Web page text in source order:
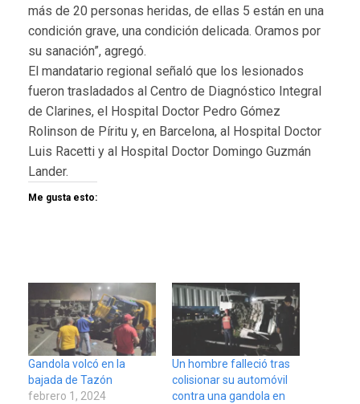
más de 20 personas heridas, de ellas 5 están en una
condición grave, una condición delicada. Oramos por
su sanación”, agregó.
El mandatario regional señaló que los lesionados
fueron trasladados al Centro de Diagnóstico Integral
de Clarines, el Hospital Doctor Pedro Gómez
Rolinson de Píritu y, en Barcelona, al Hospital Doctor
Luis Racetti y al Hospital Doctor Domingo Guzmán
Lander.
Me gusta esto:
Gandola volcó en la
bajada de Tazón
febrero 1, 2024
Un hombre falleció tras
colisionar su automóvil
contra una gandola en